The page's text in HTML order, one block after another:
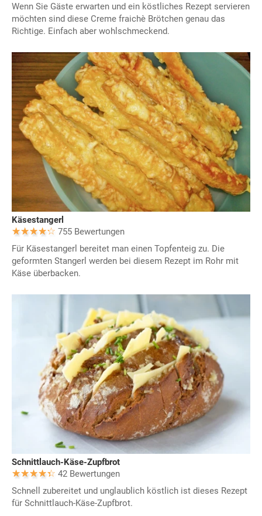
Wenn Sie Gäste erwarten und ein köstliches Rezept servieren
möchten sind diese Creme fraichè Brötchen genau das
Richtige. Einfach aber wohlschmeckend.
Käsestangerl
755 Bewertungen
Für Käsestangerl bereitet man einen Topfenteig zu. Die
geformten Stangerl werden bei diesem Rezept im Rohr mit
Käse überbacken.
Schnittlauch-Käse-Zupfbrot
42 Bewertungen
Schnell zubereitet und unglaublich köstlich ist dieses Rezept
für Schnittlauch-Käse-Zupfbrot.